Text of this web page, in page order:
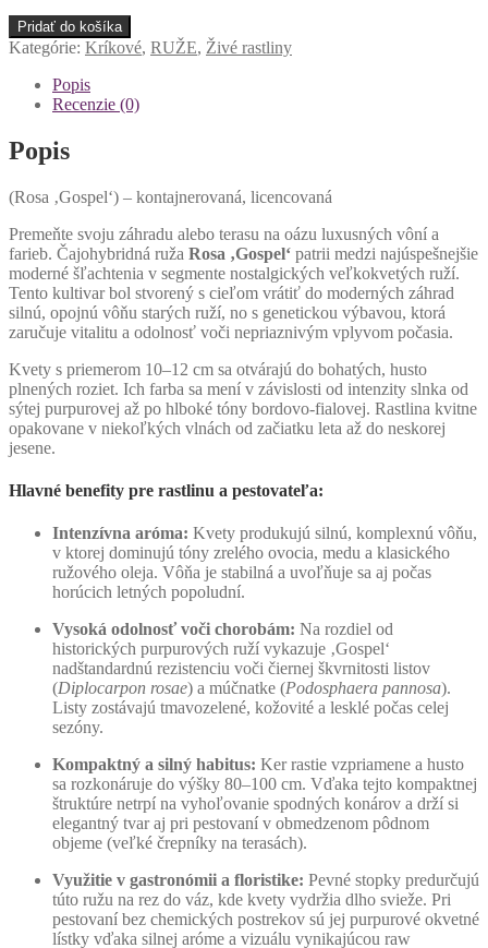
množstvo
Exkluzívna
voňavá
veľkokvetá
ruža
Pridať do košíka
Kategórie: Kríkové, RUŽE, Živé rastliny
Popis
Recenzie (0)
Popis
(Rosa ‚Gospel‘) – kontajnerovaná, licencovaná
Premeňte svoju záhradu alebo terasu na oázu luxusných vôní a
farieb. Čajohybridná ruža Rosa ‚Gospel‘ patrii medzi najúspešnejšie
moderné šľachtenia v segmente nostalgických veľkokvetých ruží.
Tento kultivar bol stvorený s cieľom vrátiť do moderných záhrad
silnú, opojnú vôňu starých ruží, no s genetickou výbavou, ktorá
zaručuje vitalitu a odolnosť voči nepriaznivým vplyvom počasia.
Kvety s priemerom 10–12 cm sa otvárajú do bohatých, husto
plnených roziet. Ich farba sa mení v závislosti od intenzity slnka od
sýtej purpurovej až po hlboké tóny bordovo-fialovej. Rastlina kvitne
opakovane v niekoľkých vlnách od začiatku leta až do neskorej
jesene.
Hlavné benefity pre rastlinu a pestovateľa:
Intenzívna aróma: Kvety produkujú silnú, komplexnú vôňu,
v ktorej dominujú tóny zrelého ovocia, medu a klasického
ružového oleja. Vôňa je stabilná a uvoľňuje sa aj počas
horúcich letných popoludní.
Vysoká odolnosť voči chorobám: Na rozdiel od
historických purpurových ruží vykazuje ‚Gospel‘
nadštandardnú rezistenciu voči čiernej škvrnitosti listov
(Diplocarpon rosae) a múčnatke (Podosphaera pannosa).
Listy zostávajú tmavozelené, kožovité a lesklé počas celej
sezóny.
Kompaktný a silný habitus: Ker rastie vzpriamene a husto
sa rozkonáruje do výšky 80–100 cm. Vďaka tejto kompaktnej
štruktúre netrpí na vyhoľovanie spodných konárov a drží si
elegantný tvar aj pri pestovaní v obmedzenom pôdnom
objeme (veľké črepníky na terasách).
Využitie v gastronómii a floristike: Pevné stopky predurčujú
túto ružu na rez do váz, kde kvety vydržia dlho svieže. Pri
pestovaní bez chemických postrekov sú jej purpurové okvetné
lístky vďaka silnej aróme a vizuálu vynikajúcou raw